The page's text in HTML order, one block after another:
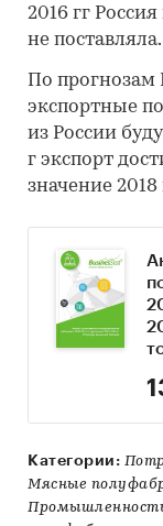
2016 гг
не поставляла.
По прогнозам
экспортные
из России
г экспорт
значение 2018
Категории:
Мясные